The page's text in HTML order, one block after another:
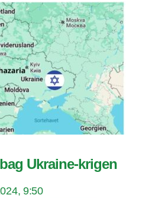
Ukraine-krigen
9:50